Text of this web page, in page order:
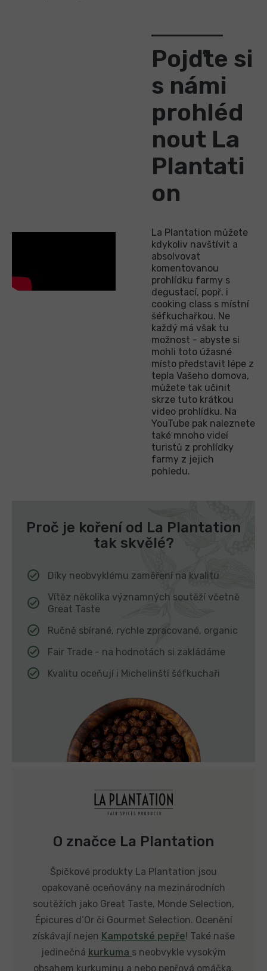
Pojďte si
s námi
prohléd
nout La
Plantati
on
La Plantation můžete
kdykoliv navštívit a
absolvovat
komentovanou
prohlídku farmy s
degustací, popř. i
cooking class s místní
šéfkuchařkou. Ne
každý má však tu
možnost - abyste si
mohli toto úžasné
místo představit lépe z
tepla Vašeho domova,
můžete tak učinit
skrze tuto krátkou
video prohlídku. Na
YouTube pak naleznete
také mnoho videí
turistů z prohlídky
farmy z jejich
pohledu.
Proč je koření od La Plantation
tak skvělé?
Díky neobvyklému zaměření na kvalitu
Vítěz několika významných soutěží včetně
Great Taste
Ručně sbírané, rychle zpracované, organic
Fair Trade - na hodnotách si zakládáme
Kvalitu oceňují i Michelinští šéfkuchaři
O značce La Plantation
Špičkové produkty La Plantation jsou
opakovaně oceňovány na mezinárodních
soutěžích jako Great Taste, Monde Selection,
Épicures d’Or či Gourmet Selection. Ocenění
získávají nejen Kampotské pepře! Také naše
jedinečná kurkuma s neobvykle vysokým
obsahem kurkuminu a nebo pepřová omáčka,